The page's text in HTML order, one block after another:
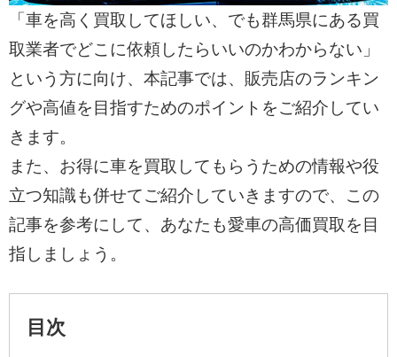
「車を高く買取してほしい、でも群馬県にある買
取業者でどこに依頼したらいいのかわからない」
という方に向け、本記事では、販売店のランキン
グや高値を目指すためのポイントをご紹介してい
きます。
また、お得に車を買取してもらうための情報や役
立つ知識も併せてご紹介していきますので、この
記事を参考にして、あなたも愛車の高価買取を目
指しましょう。
目次